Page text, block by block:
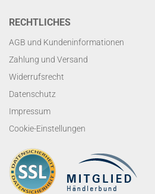
RECHTLICHES
AGB und Kundeninformationen
Zahlung und Versand
Widerrufsrecht
Datenschutz
Impressum
Cookie-Einstellungen